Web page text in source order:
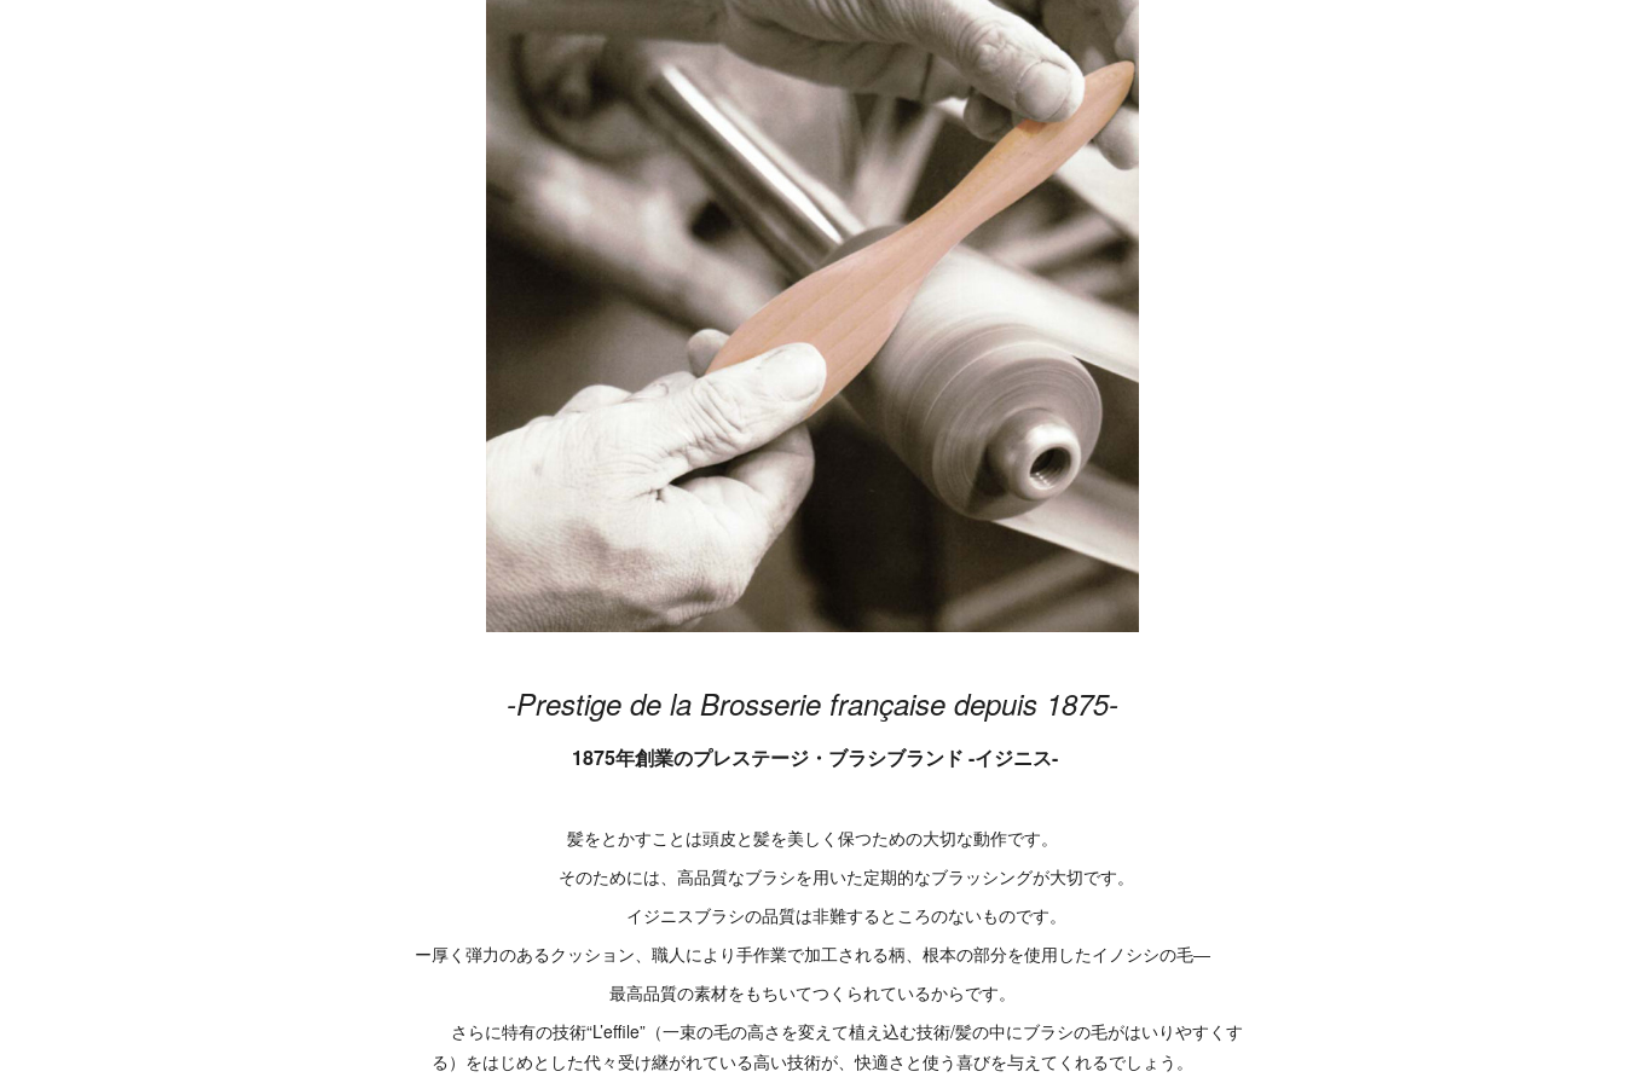
-Prestige de la Brosserie française depuis 1875-
1875年創業のプレステージ・ブラシブランド -イジニス-
髪をとかすことは頭皮と髪を美しく保つための大切な動作です。
そのためには、高品質なブラシを用いた定期的なブラッシングが大切です。
イジニスブラシの品質は非難するところのないものです。
ー厚く弾力のあるクッション、職人により手作業で加工される柄、根本の部分を使用したイノシシの毛―
最高品質の素材をもちいてつくられているからです。
さらに特有の技術“L’effile”（一束の毛の高さを変えて植え込む技術/髪の中にブラシの毛がはいりやすくす
る）をはじめとした代々受け継がれている高い技術が、快適さと使う喜びを与えてくれるでしょう。